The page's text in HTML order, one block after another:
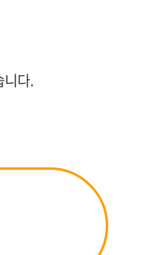
니다.